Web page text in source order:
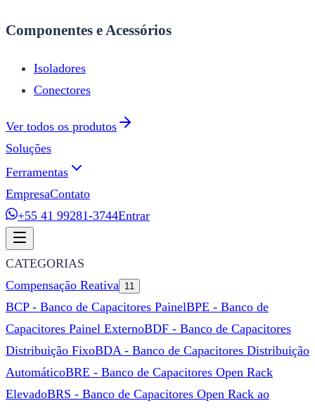
Componentes e Acessórios
Isoladores
Conectores
Ver todos os produtos
Soluções
Ferramentas
EmpresaContato
+55 41 99281-3744Entrar
CATEGORIAS
Compensação Reativa 11
BCP - Banco de Capacitores PainelBPE - Banco de
Capacitores Painel ExternoBDF - Banco de Capacitores
Distribuição FixoBDA - Banco de Capacitores Distribuição
AutomáticoBRE - Banco de Capacitores Open Rack
ElevadoBRS - Banco de Capacitores Open Rack ao